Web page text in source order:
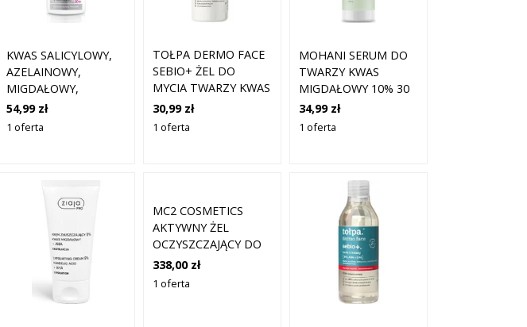
KWAS SALICYLOWY,
AZELAINOWY,
MIGDAŁOWY,
MLEKOWY 40%
BIELENDA 30 G
54,99 zł
1 oferta
TOŁPA DERMO FACE
SEBIO+ ŻEL DO
MYCIA TWARZY KWAS
AHA LHA CERA
TRĄDZIKOWA 195ML
30,99 zł
1 oferta
MOHANI SERUM DO
TWARZY KWAS
MIGDAŁOWY 10% 30
ML
34,99 zł
1 oferta
MC2 COSMETICS
AKTYWNY ŻEL
OCZYSZCZAJĄCY DO
CIAŁA KWAS
MIGDAŁOWY 250 ML
338,00 zł
1 oferta